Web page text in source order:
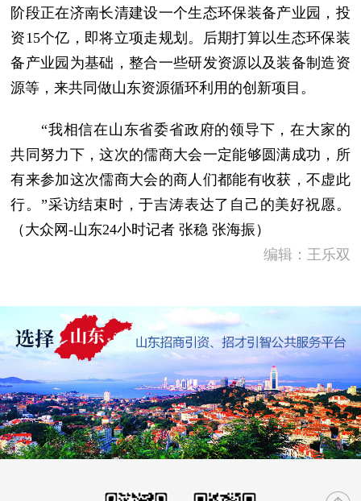
阶段正在济南长清建设一个生态环保装备产业园，投
资15个亿，即将立项走规划。后期打算以生态环保装
备产业园为基础，整合一些研发资源以及装备制造资
源等，来共同做山东资源循环利用的创新项目。
“我相信在山东省委省政府的领导下，在大家的
共同努力下，这次的儒商大会一定能够圆满成功，所
有来参加这次儒商大会的商人们都能有收获，不虚此
行。”采访结束时，于吉涛表达了自己的美好祝愿。
（大众网-山东24小时记者 张稳 张海振）
编辑：王乐双